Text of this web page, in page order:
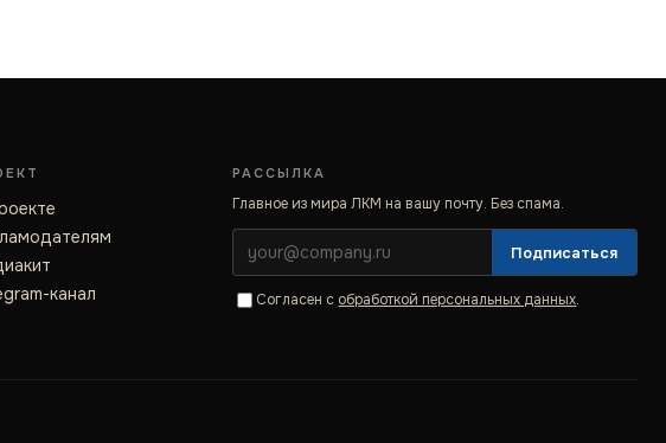
канал
РАССЫЛКА
Главное из мира ЛКМ на вашу почту. Без спама.
Подписаться
Согласен с обработкой персональных данных.